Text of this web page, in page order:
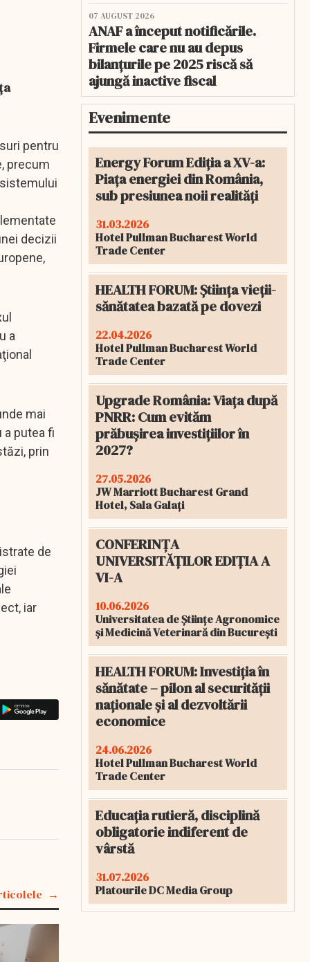
pentru
precum
decizii
a
mai
a putea fi
prin
de
iar
07 AUGUST 2026
ANAF a început notificările.
Firmele care nu au depus
bilanțurile pe 2025 riscă să
ajungă inactive fiscal
Evenimente
Energy Forum Ediția a XV-a:
Piața energiei din România,
sub presiunea noii realități
31.03.2026
Hotel Pullman Bucharest World
Trade Center
HEALTH FORUM: Știința vieții-
sănătatea bazată pe dovezi
22.04.2026
Hotel Pullman Bucharest World
Trade Center
Upgrade România: Viața după
PNRR: Cum evităm
prăbușirea investițiilor în
2027?
27.05.2026
JW Marriott Bucharest Grand
Hotel, Sala Galați
CONFERINȚA
UNIVERSITĂȚILOR EDIȚIA A
VI-A
10.06.2026
Universitatea de Științe Agronomice
și Medicină Veterinară din București
HEALTH FORUM: Investiția în
sănătate – pilon al securității
naționale și al dezvoltării
economice
24.06.2026
Hotel Pullman Bucharest World
Trade Center
Educația rutieră, disciplină
obligatorie indiferent de
vârstă
31.07.2026
Platourile DC Media Group